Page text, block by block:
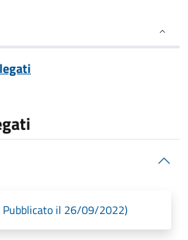
Pubblicato il 26/09/2022)